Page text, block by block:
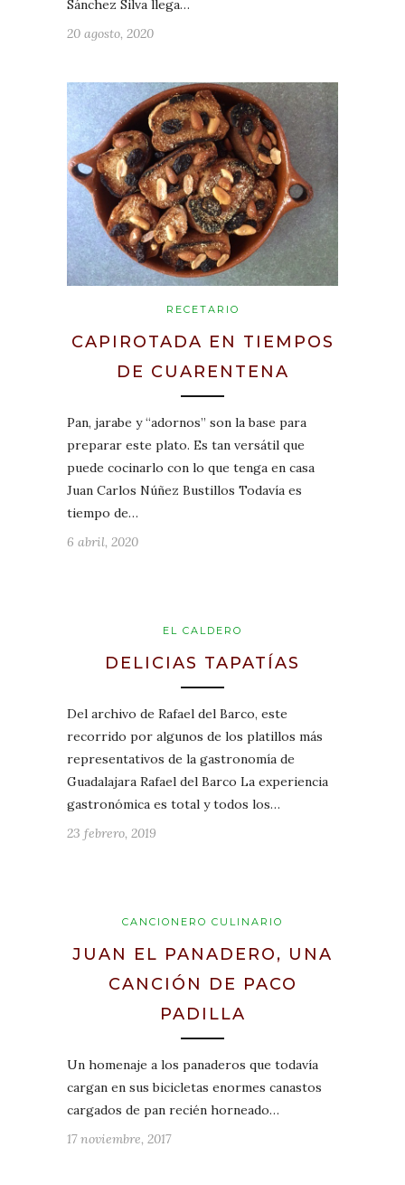
Sánchez Silva llega…
20 agosto, 2020
RECETARIO
CAPIROTADA EN TIEMPOS
DE CUARENTENA
Pan, jarabe y “adornos” son la base para
preparar este plato. Es tan versátil que
puede cocinarlo con lo que tenga en casa
Juan Carlos Núñez Bustillos Todavía es
tiempo de…
6 abril, 2020
EL CALDERO
DELICIAS TAPATÍAS
Del archivo de Rafael del Barco, este
recorrido por algunos de los platillos más
representativos de la gastronomía de
Guadalajara Rafael del Barco La experiencia
gastronómica es total y todos los…
23 febrero, 2019
CANCIONERO CULINARIO
JUAN EL PANADERO, UNA
CANCIÓN DE PACO
PADILLA
Un homenaje a los panaderos que todavía
cargan en sus bicicletas enormes canastos
cargados de pan recién horneado…
17 noviembre, 2017